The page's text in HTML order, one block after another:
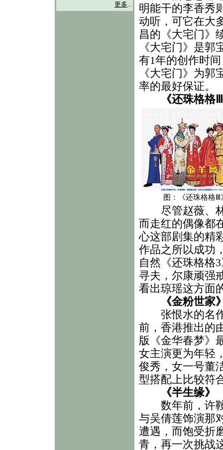
更多...
明能干的李香秀
动听，可它在大
昌的《大宅门》
《大宅门》是
有1年的创作时
《大宅门》为
率的最好保证。
《还珠格格
图：《还珠格格Ⅲ
尽管赵薇、林
而走红的偶像都
心这部剧集的精
作品之所以成功
自然《还珠格格
寻夫，尔康顽强
看出琼瑶这方面
《金粉世家
张恨水的名作
前，香港推出的
版《金华春梦》
女主演更为年轻
俊秀，女一号董
型搭配上比较符
《半生缘》
数年前，许鞍
与吴倩莲饰演那
遭遇，而饱受折
青，再一次挑战